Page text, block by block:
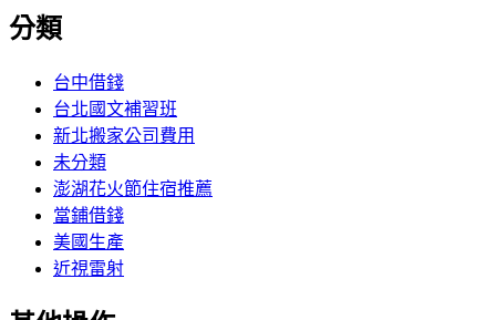
分類
台中借錢
台北國文補習班
新北搬家公司費用
未分類
澎湖花火節住宿推薦
當鋪借錢
美國生產
近視雷射